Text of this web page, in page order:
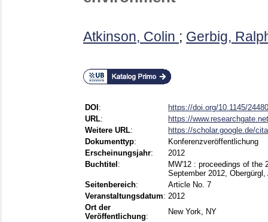
Atkinson, Colin ; Gerbig,
DOI :
https://doi.org/10.1145/
URL:
https://
Weitere URL:
https://scholar.google.de/
Dokumenttyp:
Konferenzveröffentlichung
Erscheinungsjahr:
2012
Buchtitel :
MW'12 : proceedings of the
September 2012,
Seitenbereich:
Article No. 7
Veranstaltungsdatum: 2012
Ort der
Veröffentlichung:
New York, NY